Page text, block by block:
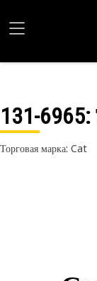
131-6965
Торговая марка: Cat